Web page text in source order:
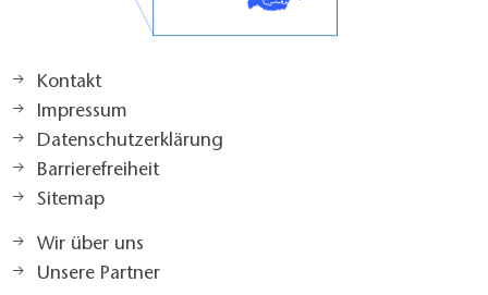
Kontakt
Impressum
Datenschutzerklärung
Barrierefreiheit
Sitemap
Wir über uns
Unsere Partner